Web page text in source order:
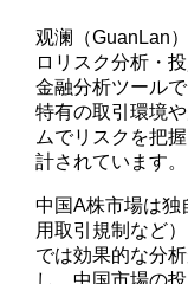
观澜（GuanLan
ロリスク分析・
金融分析ツール
特有の取引環境
ムでリスクを把
計されています。
中国A株市場は独
用取引規制など
では効果的な分
し、中国市場の